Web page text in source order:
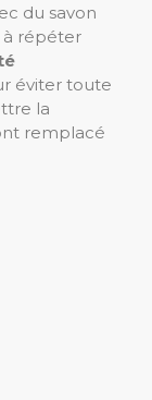
du savon
à répéter
éviter toute
la
remplacé